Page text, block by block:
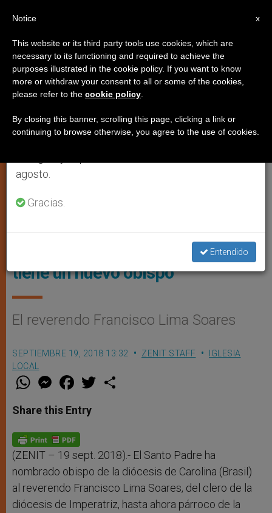
IGLESIA LOCAL
Brasil: La diócesis de Carolina
tiene un nuevo obispo
El reverendo Francisco Lima Soares
SEPTIEMBRE 19, 2018 13:32 ZENIT STAFF
IGLESIA
LOCAL
W
t
s
p
p
M
e
s
e
g
e
F
a
e
b
o
k
w
Share this Entry
(ZENIT – 19 sept. 2018).- El Santo Padre ha
nombrado obispo de la diócesis de Carolina (Brasil)
al reverendo Francisco Lima Soares, del clero de la
diócesis de Imperatriz, hasta ahora párroco de la
×
Aviso importante
Del 27 de julio al 7 de agosto haremos la pausa
anual, aprovechando que en el periodo de verano
se generan menos informaciones y también el
agosto.
Gracias.
Entendido
x
Notice
This website or its third party tools use cookies, which are
necessary to its functioning and required to achieve the
purposes illustrated in the cookie policy. If you want to know
more or withdraw your consent to all or some of the cookies,
please refer to the cookie policy
By closing this banner, scrolling this page, clicking a link or
continuing to browse otherwise, you agree to the use of cookies.